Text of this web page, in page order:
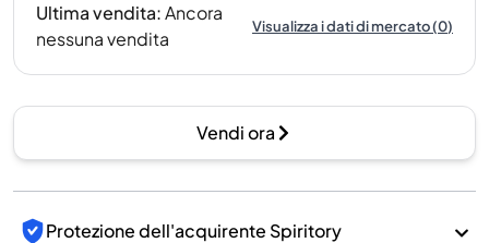
Ultima vendita:Ancora
nessuna vendita
Visualizza i dati di mercato(0)
Vendi ora
Protezione dell'acquirente Spiritory